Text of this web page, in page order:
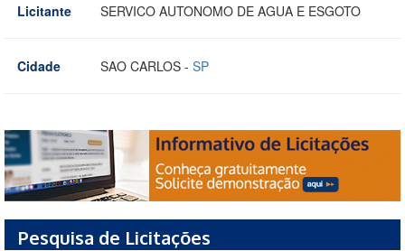
Licitante
SERVICO AUTONOMO DE AGUA E ESGOTO
Cidade SAO CARLOS - SP
Pesquisa de Licitações